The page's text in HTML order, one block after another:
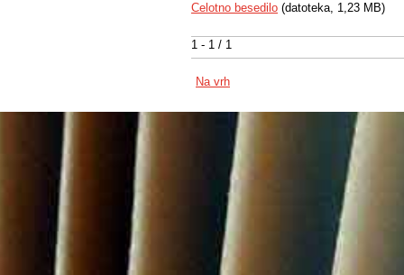
1 - 1 / 1
Celotno besedilo (datoteka, 1,23 MB)
Na vrh